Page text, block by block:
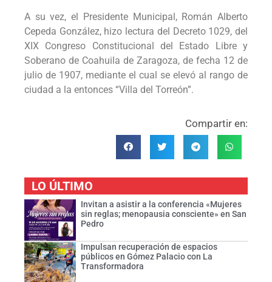
A su vez, el Presidente Municipal, Román Alberto
Cepeda González, hizo lectura del Decreto 1029, del
XIX Congreso Constitucional del Estado Libre y
Soberano de Coahuila de Zaragoza, de fecha 12 de
julio de 1907, mediante el cual se elevó al rango de
ciudad a la entonces “Villa del Torreón”.
Compartir en:
LO ÚLTIMO
Invitan a asistir a la conferencia «Mujeres
sin reglas; menopausia consciente» en San
Pedro
Impulsan recuperación de espacios
públicos en Gómez Palacio con La
Transformadora